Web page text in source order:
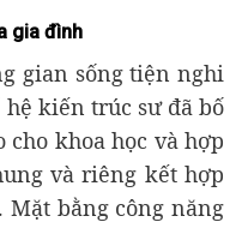
gia đình
gian sống tiện nghi
kiến trúc sư đã bố
khoa học và hợp
và riêng kết hợp
Mặt bằng công năng